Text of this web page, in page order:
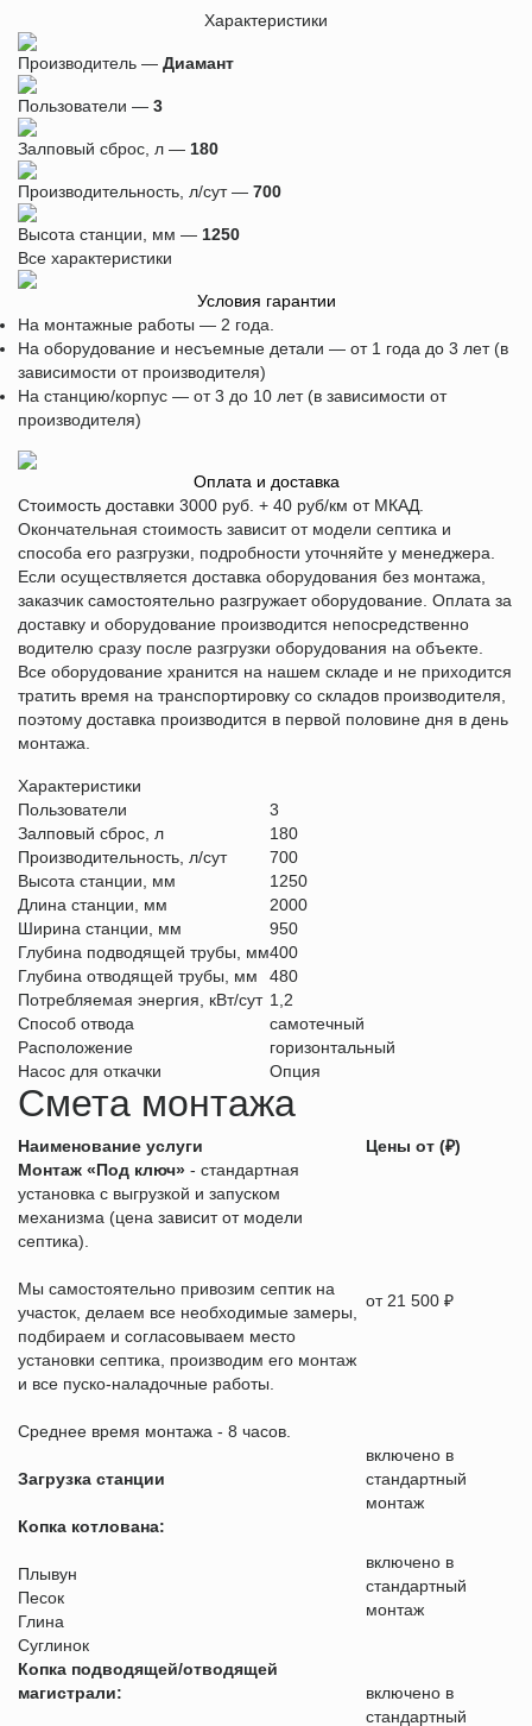
Характеристики
Производитель — Диамант
Пользователи — 3
Залповый сброс, л — 180
Производительность, л/сут — 700
Высота станции, мм — 1250
Все характеристики
Условия гарантии
На монтажные работы — 2 года.
На оборудование и несъемные детали — от 1 года до 3 лет (в
зависимости от производителя)
На станцию/корпус — от 3 до 10 лет (в зависимости от
производителя)
Оплата и доставка
Стоимость доставки 3000 руб. + 40 руб/км от МКАД.
Окончательная стоимость зависит от модели септика и
способа его разгрузки, подробности уточняйте у менеджера.
Если осуществляется доставка оборудования без монтажа,
заказчик самостоятельно разгружает оборудование. Оплата за
доставку и оборудование производится непосредственно
водителю сразу после разгрузки оборудования на объекте.
Все оборудование хранится на нашем складе и не приходится
тратить время на транспортировку со складов производителя,
поэтому доставка производится в первой половине дня в день
монтажа.
Характеристики
Пользователи
3
Залповый сброс, л
180
Производительность, л/сут
700
Высота станции, мм
1250
Длина станции, мм
2000
Ширина станции, мм
950
Глубина подводящей трубы, мм400
Глубина отводящей трубы, мм
480
Потребляемая энергия, кВт/сут 1,2
Способ отвода
самотечный
Расположение
горизонтальный
Насос для откачки
Опция
Смета монтажа
Наименование услуги
Цены от (₽)
Монтаж «Под ключ» - стандартная
установка с выгрузкой и запуском
механизма (цена зависит от модели
септика).
Мы самостоятельно привозим септик на
участок, делаем все необходимые замеры,
подбираем и согласовываем место
установки септика, производим его монтаж
и все пуско-наладочные работы.
Среднее время монтажа - 8 часов.
от 21 500 ₽
Загрузка станции
включено в
стандартный
монтаж
Копка котлована:
Плывун
Песок
Глина
Суглинок
включено в
стандартный
монтаж
Копка подводящей/отводящей
магистрали:
включено в
стандартный